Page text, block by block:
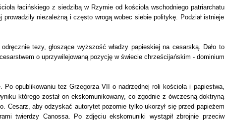
łacińskiego z siedzibą w Rzymie od kościoła wschodniego patriarchatu
niezależną i często wrogą wobec siebie politykę. Podział istnieje
tezy, głoszące wyższość władzy papieskiej na cesarską. Dało to
o uprzywilejowaną pozycję w świecie chrześcijańskim - dominium
Po opublikowaniu tez Grzegorza VII o nadrzędnej roli kościoła i papiestwa,
którego został on ekskomunikowany, co zgodnie z ówczesną doktryną
Cesarz, aby odzyskać autorytet pozornie tylko ukorzył się przed papieżem
twierdzy Canossa. Po zdjęciu ekskomuniki wystąpił zbrojnie przeciw